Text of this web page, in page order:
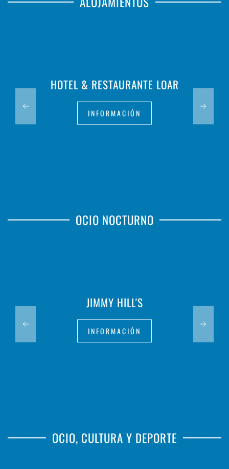
HOTEL & RESTAURANTE LOAR
INFORMACIÓN
OCIO NOCTURNO
JIMMY HILL'S
INFORMACIÓN
OCIO, CULTURA Y DEPORTE